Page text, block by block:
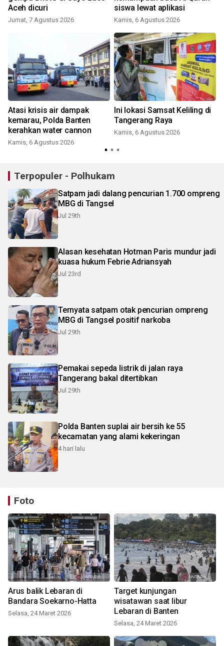
Aceh dicuri
Jumat, 7 Agustus 2026
siswa lewat aplikasi
Kamis, 6 Agustus 2026
Atasi krisis air dampak
kemarau, Polda Banten
kerahkan water cannon
Kamis, 6 Agustus 2026
Ini lokasi Samsat Keliling di
Tangerang Raya
Kamis, 6 Agustus 2026
Terpopuler - Polhukam
Satpam jadi dalang pencurian 1.700 ompreng
MBG di Tangsel
Jul 29th
Alasan kesehatan Hotman Paris mundur jadi
kuasa hukum Febrie Adriansyah
Jul 23rd
Ternyata satpam otak pencurian ompreng
MBG di Tangsel positif narkoba
Jul 29th
Pemakai sepeda listrik di jalan raya
Tangerang bakal ditertibkan
Jul 29th
Polda Banten suplai air bersih ke 55
kecamatan yang alami kekeringan
4 hari lalu
Foto
Arus balik Lebaran di
Bandara Soekarno-Hatta
Selasa, 24 Maret 2026
Target kunjungan
wisatawan saat libur
Lebaran di Banten
Selasa, 24 Maret 2026